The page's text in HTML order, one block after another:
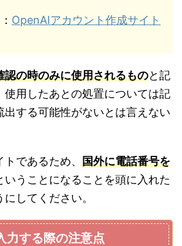
OpenAIアカウント作成サイト
認の時のみに使用されるものと記
使用したあとの処置については記
出する可能性がないとは言えない
であるため、 国外に電話番号を
いうことになることを頭に入れた
にしてください。
力する際の注意点